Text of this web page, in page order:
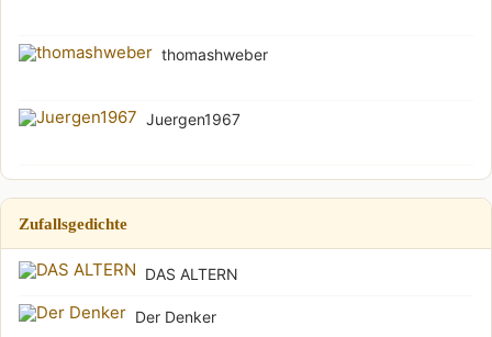
thomashweber
Juergen1967
Zufallsgedichte
DAS ALTERN
Der Denker